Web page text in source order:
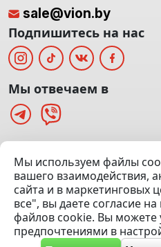
(Офис: 5 этаж | Осмотр авто: 5
Посмотреть на карте
© 2020 — 2026 VION.BY —
192961100 |Эвакуатор Минск
Мы используем файлы
вашего взаимодействия,
сайта и в маркетинговых
все", вы даете согласие
файлов cookie. Вы можете
предпочтениями в
sale@vion.by
Подпишитесь на нас
Мы отвечаем в